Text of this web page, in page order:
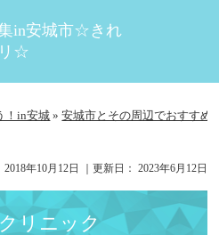
！in安城 »安城市とその周辺でおすすめ
2018年10月12日 ｜更新日： 2023年6月12日
リニック
in安城市☆きれ
☆